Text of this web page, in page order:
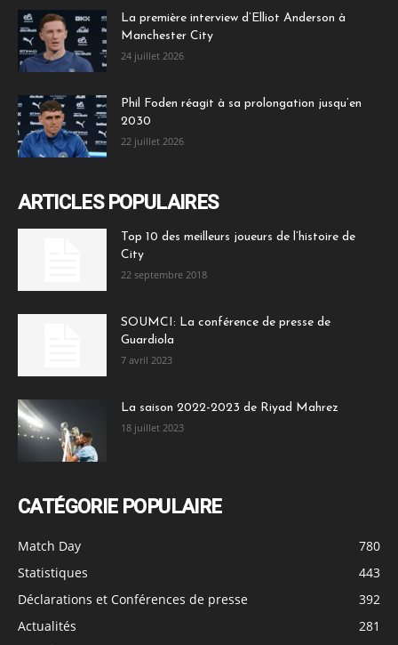
La première interview d’Elliot Anderson à
Manchester City
24 juillet 2026
Phil Foden réagit à sa prolongation jusqu’en
2030
22 juillet 2026
ARTICLES POPULAIRES
Top 10 des meilleurs joueurs de l’histoire de
City
22 septembre 2018
SOUMCI: La conférence de presse de
Guardiola
7 avril 2023
La saison 2022-2023 de Riyad Mahrez
18 juillet 2023
CATÉGORIE POPULAIRE
Match Day
780
Statistiques
443
Déclarations et Conférences de presse
392
Actualités
281